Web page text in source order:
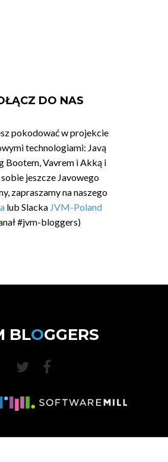
DO NAS
pokodować w projekcie
technologiami: Javą
Bootem, Vavrem i Akką i
jeszcze Javowego
zapraszamy na naszego
lub Slacka JVM-Poland
#jvm-bloggers)
BLOGGERS